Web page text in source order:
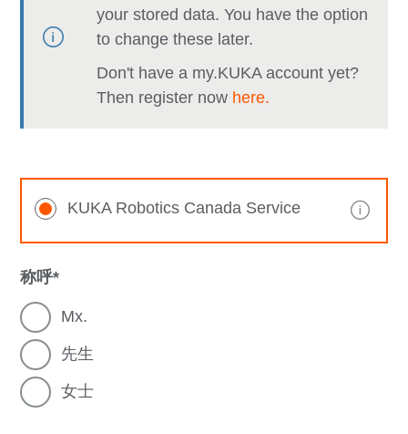
your stored data. You have the option
to change these later.
Don't have a my.KUKA account yet?
Then register now here.
KUKA Robotics Canada Service
称呼
Mx.
先生
女士